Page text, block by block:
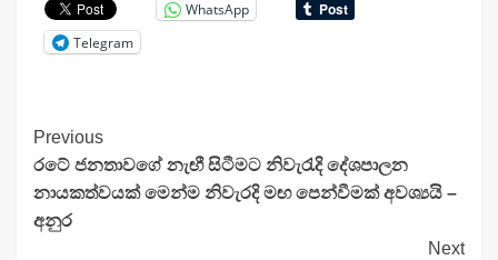
WhatsApp
Telegram
Continue
Reading
Previous
රටේ ජනතාවගේ නැඟී සිටීමට නිවැරැදි දේශපාලන
නායකත්වයක් මෙන්ම නිවැරදි මඟ පෙන්වීමක් අවශ්‍යයි –
අනුර
Next